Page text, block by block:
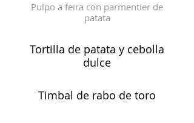
Pulpo a feira con parmentier de
patata
Tortilla de patata y cebolla
dulce
Timbal de rabo de toro